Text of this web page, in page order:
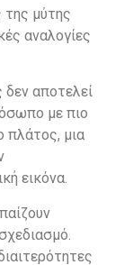
της μύτης
αναλογίες
δεν αποτελεί
με πιο
πλάτος, μια
εικόνα.